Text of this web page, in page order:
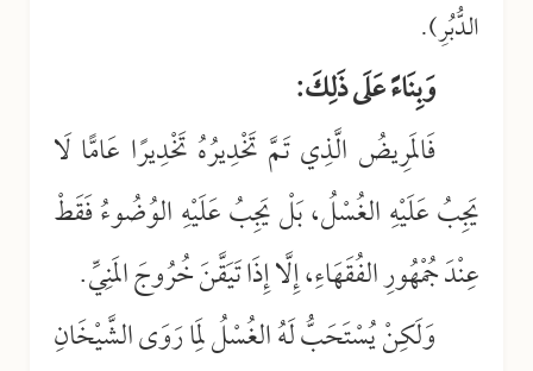
الدُّبُرِ).
وَبِنَاءً عَلَى ذَلِكَ:
فَالمَرِيضُ الَّذِي تَمَّ تَخْدِيرُهُ تَخْدِيرًا عَامًّا لَا
يَجِبُ عَلَيْهِ الغُسْلُ، بَلْ يَجِبُ عَلَيْهِ الوُضُوءُ فَقَطْ
عِنْدَ جُمْهُورِ الفُقَهَاءِ، إِلَّا إِذَا تَيَقَّنَ خُرُوجَ المَنِيِّ.
وَلَكِنْ يُسْتَحَبُّ لَهُ الغُسْلُ لِمَا رَوَى الشَّيْخَانِ